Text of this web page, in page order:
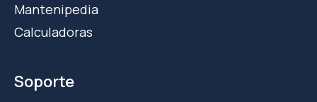
Mantenipedia
Calculadoras
Soporte